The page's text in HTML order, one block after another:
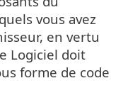
vous avez
en vertu
Logiciel doit
forme de code